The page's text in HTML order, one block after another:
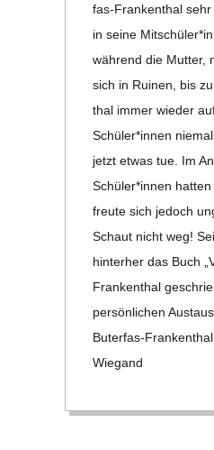
D
T
S
C
H
U
L
E
fas-Fran­ken­­thal
in seine
wäh­rend die Mut­ter,
sich in Rui­nen, bis
thal immer wie­der
Schüler*innen
jetzt etwas tue. Im
Schüler*innen
freute sich jedoch
Schaut nicht weg!
hin­ter­her das Buch
Fran­ken­­thal
per­sön­li­chen
Buter­­fas-
Wie­gand